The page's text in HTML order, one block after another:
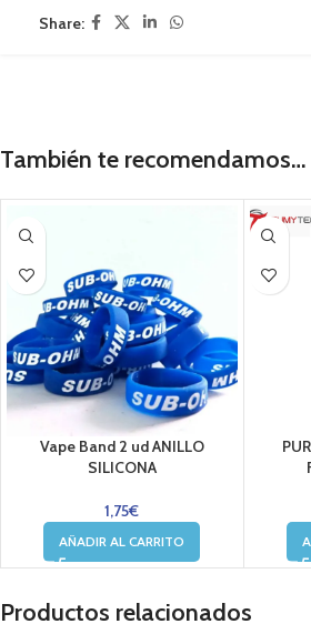
Share:
También te recomendamos…
Vape Band 2 ud ANILLO
SILICONA
1,75€
AÑADIR AL CARRITO
Productos relacionados